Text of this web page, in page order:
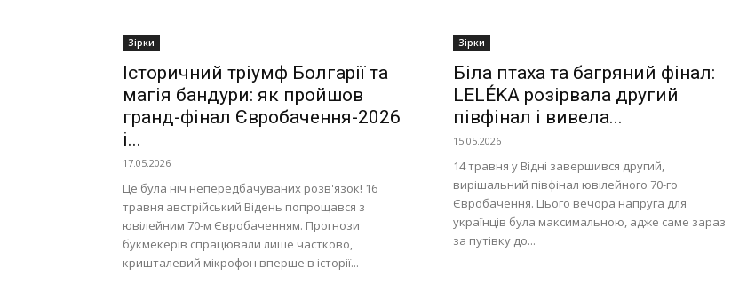
Зірки
Історичний тріумф Болгарії та
магія бандури: як пройшов
гранд-фінал Євробачення-2026
і...
17.05.2026
Це була ніч непередбачуваних розв'язок! 16
травня австрійський Відень попрощався з
ювілейним 70-м Євробаченням. Прогнози
букмекерів спрацювали лише частково,
кришталевий мікрофон вперше в історії...
Зірки
Біла птаха та багряний фінал:
LELÉKA розірвала другий
півфінал і вивела...
15.05.2026
14 травня у Відні завершився другий,
вирішальний півфінал ювілейного 70-го
Євробачення. Цього вечора напруга для
українців була максимальною, адже саме зараз
за путівку до...